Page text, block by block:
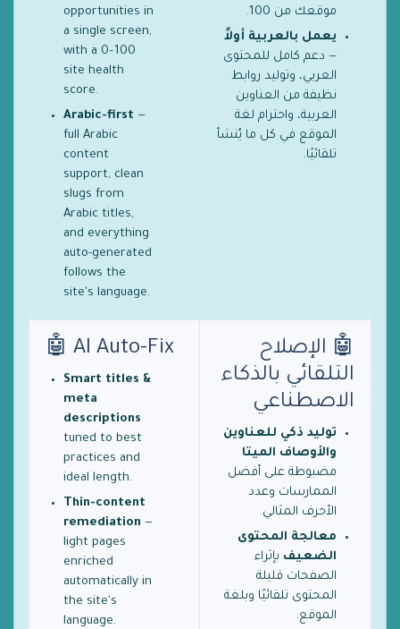
موقعك من 100.
يعمل بالعربية أولاً
— دعم كامل للمحتوى
العربي، وتوليد روابط
نظيفة من العناوين
العربية، واحترام لغة
الموقع في كل ما يُنشأ
تلقائيًا.
opportunities in
a single screen,
with a 0–100
site health
score.
Arabic-first —
full Arabic
content
support, clean
slugs from
Arabic titles,
and everything
auto-generated
follows the
site's language.
🤖 الإصلاح
التلقائي بالذكاء
الاصطناعي
توليد ذكي للعناوين
والأوصاف الميتا
مضبوطة على أفضل
الممارسات وعدد
الأحرف المثالي.
معالجة المحتوى
الضعيف بإثراء
الصفحات قليلة
المحتوى تلقائيًا وبلغة
الموقع.
🤖 AI Auto-Fix
Smart titles &
meta
descriptions
tuned to best
practices and
ideal length.
Thin-content
remediation —
light pages
enriched
automatically in
the site's
language.